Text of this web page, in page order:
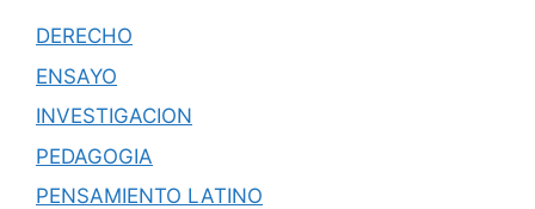
DERECHO
ENSAYO
INVESTIGACION
PEDAGOGIA
PENSAMIENTO LATINO